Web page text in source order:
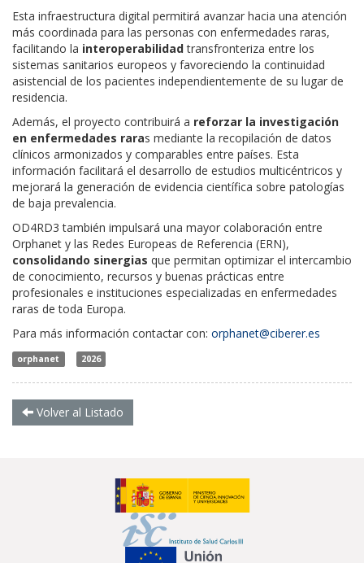
Esta infraestructura digital permitirá avanzar hacia una atención
más coordinada para las personas con enfermedades raras,
facilitando la interoperabilidadtransfronteriza entre los
sistemas sanitarios europeos y favoreciendo la continuidad
asistencial de los pacientes independientemente de su lugar de
residencia.
Además, el proyecto contribuirá a reforzar la investigación
en enfermedades raras mediante la recopilación de datos
clínicos armonizados y comparables entre países. Esta
información facilitará el desarrollo de estudios multicéntricos y
mejorará la generación de evidencia científica sobre patologías
de baja prevalencia.
OD4RD3 también impulsará una mayor colaboración entre
Orphanet y las Redes Europeas de Referencia (ERN),
consolidando sinergias que permitan optimizar el intercambio
de conocimiento, recursos y buenas prácticas entre
profesionales e instituciones especializadas en enfermedades
raras de toda Europa.
Para más información contactar con: orphanet@ciberer.es
orphanet 2026
Volver al Listado